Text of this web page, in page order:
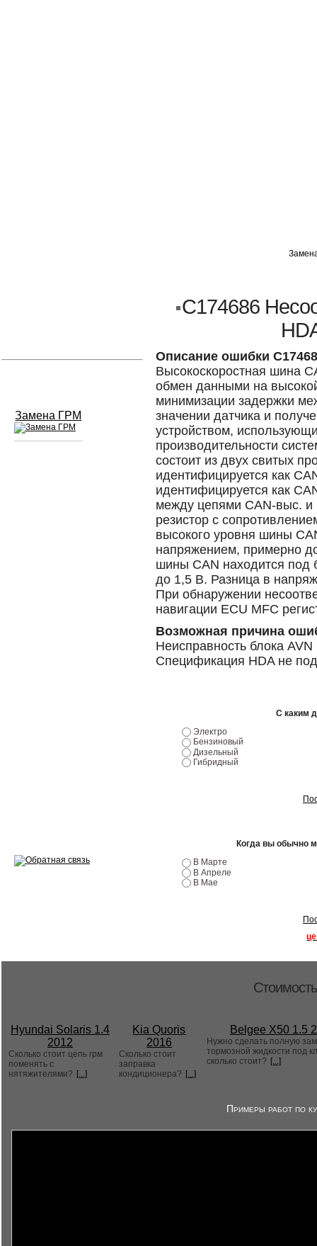
Замена ГРМ
C174686
Описание ошибки
Высокоскоростная шина
обмен данными на
минимизации задержки
значении датчика и
устройством,
производительности
состоит из двух свитых
идентифицируется как
идентифицируется как
между цепями CAN-выс. и
резистор с
высокого уровня шины
напряжением, примерно
шины CAN находится под
до 1,5 В. Разница в
При обнаружении
навигации ECU MFC
Возможная причина
Неисправность блока AVN
Спецификация HDA не
С каким
Электро
Бензиновый
Дизельный
Гибридный
Когда вы обычно
В Марте
В Апреле
В Мае
Hyundai Solaris 1.4
2012
Сколько стоит цепь грм
поменять с
нятяжителями? [...]
Kia Quoris
2016
Сколько стоит
заправка
кондиционера? [...]
Belgee X50 1.5
Нужно сделать полную
тормозной жидкости под
сколько стоит? [...]
Примеры работ по